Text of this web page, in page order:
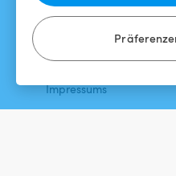
Allgemeine
Geschäftsbedingungen
Impressums